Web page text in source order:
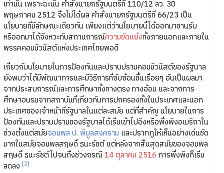
เท่านั้น เพราะฉะนั้น คำสั่งนายกรัฐมนตรีที่ 110/12 ลว. 30
พฤษภาคม 2512 จึงไม่ได้ผล คำสั่งนายกรัฐมนตรีที่ 66/23 เป็น
นโยบายที่มีลักษณะเดียวกัน เพียงแต่ว่านโยบายนี้ได้ออกมาขานรับ
หรืออกมาได้จังหวะกับสถานการณ์ความขัดแย้งทั้งภายนอกและภายใน
พรรคคอมมิวนิสต์แห่งประเทศไทยพอดี
เกี่ยวกับนโยบายในการป้องกันและปราบปรามคอมมิวนิสต์ของรัฐบาล
ยังพบว่าได้มีพัฒนาการและมีวิธีการที่ซับซ้อนขึ้นเรื่อยๆ อันเป็นผลมา
จากประสบการณ์และการศึกษาทั้งทางตรง ทางอ้อม และจากการ
ศึกษาอบรมจากสถาบันที่เกี่ยวกับการปกครองทั้งในประเทศและนอก
ประเทศของเจ้าหน้าที่รัฐบาลในแต่ละสมัย แต่ที่สำคัญ นโยบายในการ
ป้องกันและปราบปรามของรัฐบาลได้เริ่มเข้าไปอิงหรือพึ่งพิงอเมริกาใน
ช่วงตั้งแต่สมัยจอมพล ป. พิบูลสงคราม และปรากฏให้เห็นอย่างเด่นชัด
มากในสมัยจอมพลสฤษดิ์ ธนะรัชต์ แต่หลังจากสิ้นสุดสมัยของจอมพล
สฤษดิ์ ธนะรัชต์ไปจนถึงช่วงกรณี 14 ตุลาคม 2516 การพึ่งพิงก็เริ่ม
ลดลง [2]